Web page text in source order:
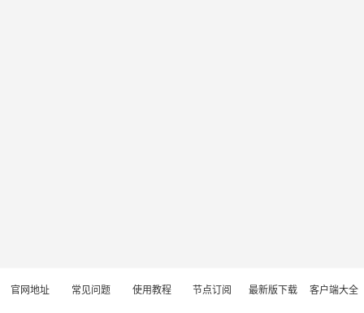
官网地址 常见问题 使用教程 节点订阅 最新版下载 客户端大全